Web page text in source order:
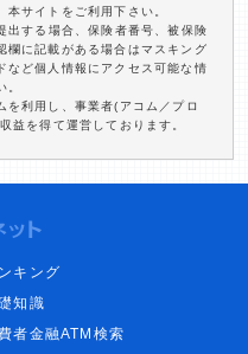
サイトをご利用下さい。
出する場合、保険者番号、被保険
欄に記載がある場合はマスキング
など個人情報にアクセス可能な情
。
利用し、事業者(アコム／プロ
益を得て運営しております。
キング
知識
者金融ATM検索